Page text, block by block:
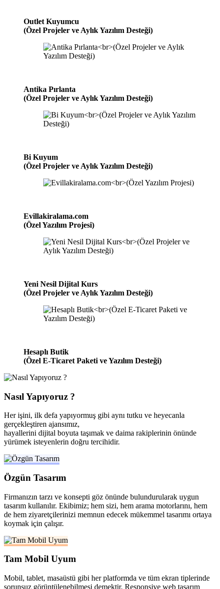
Outlet Kuyumcu
(Özel Projeler ve Aylık Yazılım Desteği)
Antika Pırlanta
(Özel Projeler ve Aylık Yazılım Desteği)
Bi Kuyum
(Özel Projeler ve Aylık Yazılım Desteği)
Evillakiralama.com
(Özel Yazılım Projesi)
Yeni Nesil Dijital Kurs
(Özel Projeler ve Aylık Yazılım Desteği)
Hesaplı Butik
(Özel E-Ticaret Paketi ve Yazılım Desteği)
Nasıl Yapıyoruz ?
Her işini, ilk defa yapıyormuş gibi aynı tutku ve heyecanla
gerçekleştiren ajansımız,
hayallerini dijital boyuta taşımak ve daima rakiplerinin önünde
yürümek isteyenlerin doğru tercihidir.
Özgün Tasarım
Firmanızın tarzı ve konsepti göz önünde bulundurularak uygun
tasarım kullanılır. Ekibimiz; hem sizi, hem arama motorlarını, hem
de hem ziyaretçilerinizi memnun edecek mükemmel tasarımı ortaya
koymak için çalışır.
Tam Mobil Uyum
Mobil, tablet, masaüstü gibi her platformda ve tüm ekran tiplerinde
sorunsuz görüntülenebilmesi demektir. Responsive web tasarım